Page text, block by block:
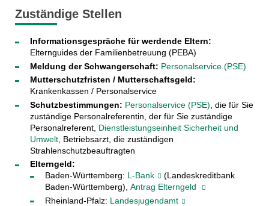
Zuständige Stellen
Informationsgespräche für werdende Eltern:
Elternguides der Familienbetreuung (PEBA)
Meldung der Schwangerschaft: Personalservice (PSE)
Mutterschutzfristen / Mutterschaftsgeld:
Krankenkassen / Personalservice
Schutzbestimmungen: Personalservice (PSE) , die für Sie
zuständige Personalreferentin, der für Sie zuständige
Personalreferent, Dienstleistungseinheit Sicherheit und
Umwelt, Betriebsarzt, die zuständigen
Strahlenschutzbeauftragten
Elterngeld:
Baden-Württemberg: L-Bank
(Landeskreditbank
Baden-Württemberg), Antrag Elterngeld
Rheinland-Pfalz: Landesjugendamt